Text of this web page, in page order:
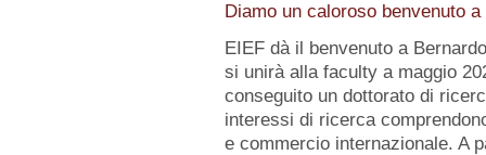
Diamo un caloroso benvenuto
EIEF dà il benvenuto a
si unirà alla faculty a maggio
conseguito un dottorato di
interessi di ricerca
e commercio internazionale. A